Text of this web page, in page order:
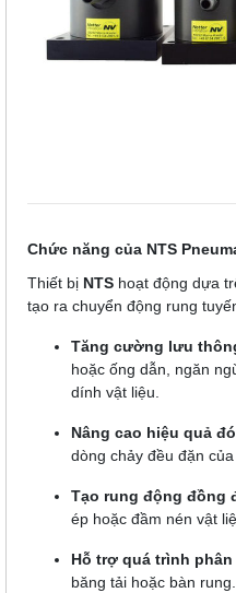
Chức năng của NTS
Thiết bị NTS hoạt động dựa
tạo ra chuyển động rung
Tăng cường lưu
hoặc ống dẫn, ngăn
dính vật liệu.
Nâng cao hiệu quả
dòng chảy đều đặn
Tạo rung động đồng
ép hoặc đầm nén vật
Hỗ trợ quá trình
băng tải hoặc bàn rung.